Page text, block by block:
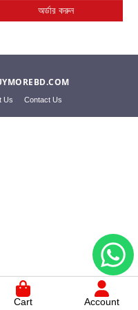
অর্ডার করুন
Us Contact Us
Cart Account